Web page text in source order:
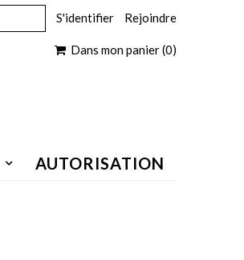
S'identifier Rejoindre
Dans mon panier(0)
AUTORISATION